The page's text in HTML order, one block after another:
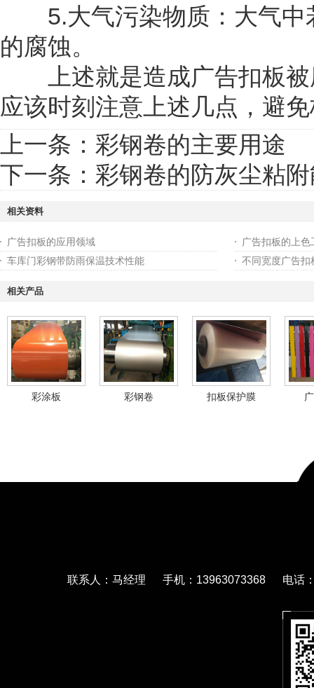
5.大气污染物质：大气中
的腐蚀。
上述就是造成广告扣板被
应该时刻注意上述几点，避
上一条： 彩钢卷的主要用途
下一条： 彩钢卷的防灰尘粘
相关资料
广告扣板的应用领域
广告扣板的上色
车库门彩钢带防雨保温技术性能
不同宽度广告扣
相关产品
彩涂板 彩钢卷 扣板保护膜
联系人：马经理 手机：13963073368 电话